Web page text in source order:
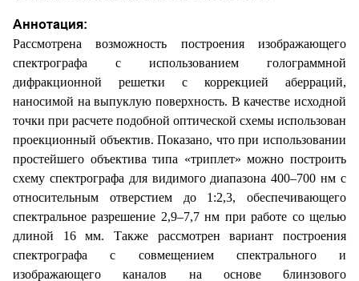
Аннотация:
Рассмотрена возможность построения изображающего
спектрографа с использованием голограммной
дифракционной решетки с коррекцией аберраций,
наносимой на выпуклую поверхность. В качестве исходной
точки при расчете подобной оптической схемы использован
проекционный объектив. Показано, что при использовании
простейшего объектива типа «триплет» можно построить
схему спектрографа для видимого диапазона 400–700 нм с
относительным отверстием до 1:2,3, обеспечивающего
спектральное разрешение 2,9–7,7 нм при работе со щелью
длиной 16 мм. Также рассмотрен вариант построения
спектрографа с совмещением спектрального и
изображающего каналов на основе 6­линзового